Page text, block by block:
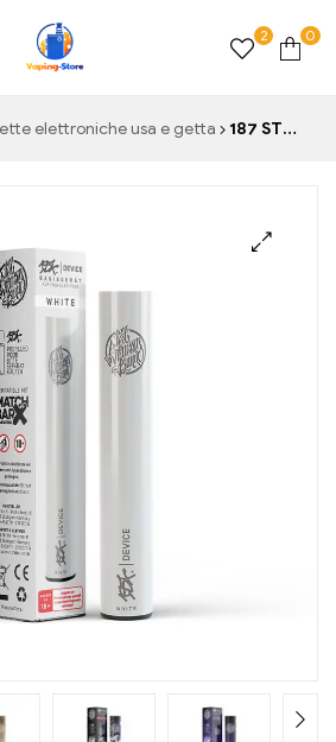
2 0
elettroniche usa e getta 187 STRASSENBANDE VAPE – DISPOSITIVO